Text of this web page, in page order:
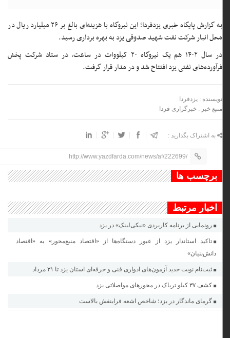
به گزارش پایگاه خبری یزدفردا؛ این نیروگاه با هزینه‌ای بالغ بر ۲۶ میلیارد ریال در
محل انبار شرکت نفت شهید صدوقی یزد به بهره برداری رسید.
در سال ۱۴۰۲ هم یک نیروگاه ۲۰ کیلووات در ساعت، در ستاد شرکت پخش
فرآورده‌های نفتی یزد افتتاح شد و در مدار قرار گرفت.
نویسنده : یزدفردا
منبع خبر : خبرگزاری فردا
به اشتراک بگذارید :
http://www.yazdfarda.com/news/af/222699/
برچسب ها
اخبار مرتبط
رونمایی از برنامه کاربردی «نیکی‌لینک» در یزد
تاکید استاندار یزد از عبور دستگاه‌ها از «اقتصاد منبع‌محور» به «اقتصاد
دانش‌بنیان»
ثبت‌نام نوبت جدید آزمون‌های ادواری فنی و حرفه‌ای استان یزد تا ٣١ مرداد
کشف ۳۷ کیلو تریاک در محور‌های مواصلاتی یزد
گرمای ماندگار در یزد؛ شاخص اشعه فرابنفش بالاست